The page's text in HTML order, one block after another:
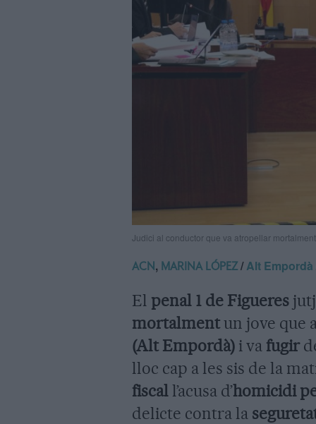
Judici al conductor que va atropellar
ACN , MARINA LÓPEZ /Alt Empordà
El penal 1 de Figueres
mortalmentun jove que
(Alt Empordà) i va fugir
lloc cap a les sis de la
fiscal l’acusa d’homicidi
delicte contra la